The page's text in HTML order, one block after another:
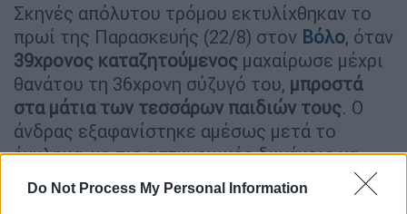
Do Not Process My Personal Information
Σκηνές απόλυτου τρόμου εκτυλίχθηκαν το
πρωί της Παρασκευής (22/8) στον Βόλο, όταν
39χρονος καταζητούμενος μαχαίρωσε μέχρι
θανάτου τη 36χρονη σύζυγό του, μπροστά
στα μάτια των τεσσάρων παιδιών τους. Ο
άνδρας εξαφανίστηκε αμέσως μετά το
έγκλημα, με τις αστυνομικές δυνάμεις να
έχουν εξαπολύσει ανθρωποκυνηγητό για τον
εντοπισμό και τη σύλληψή του.